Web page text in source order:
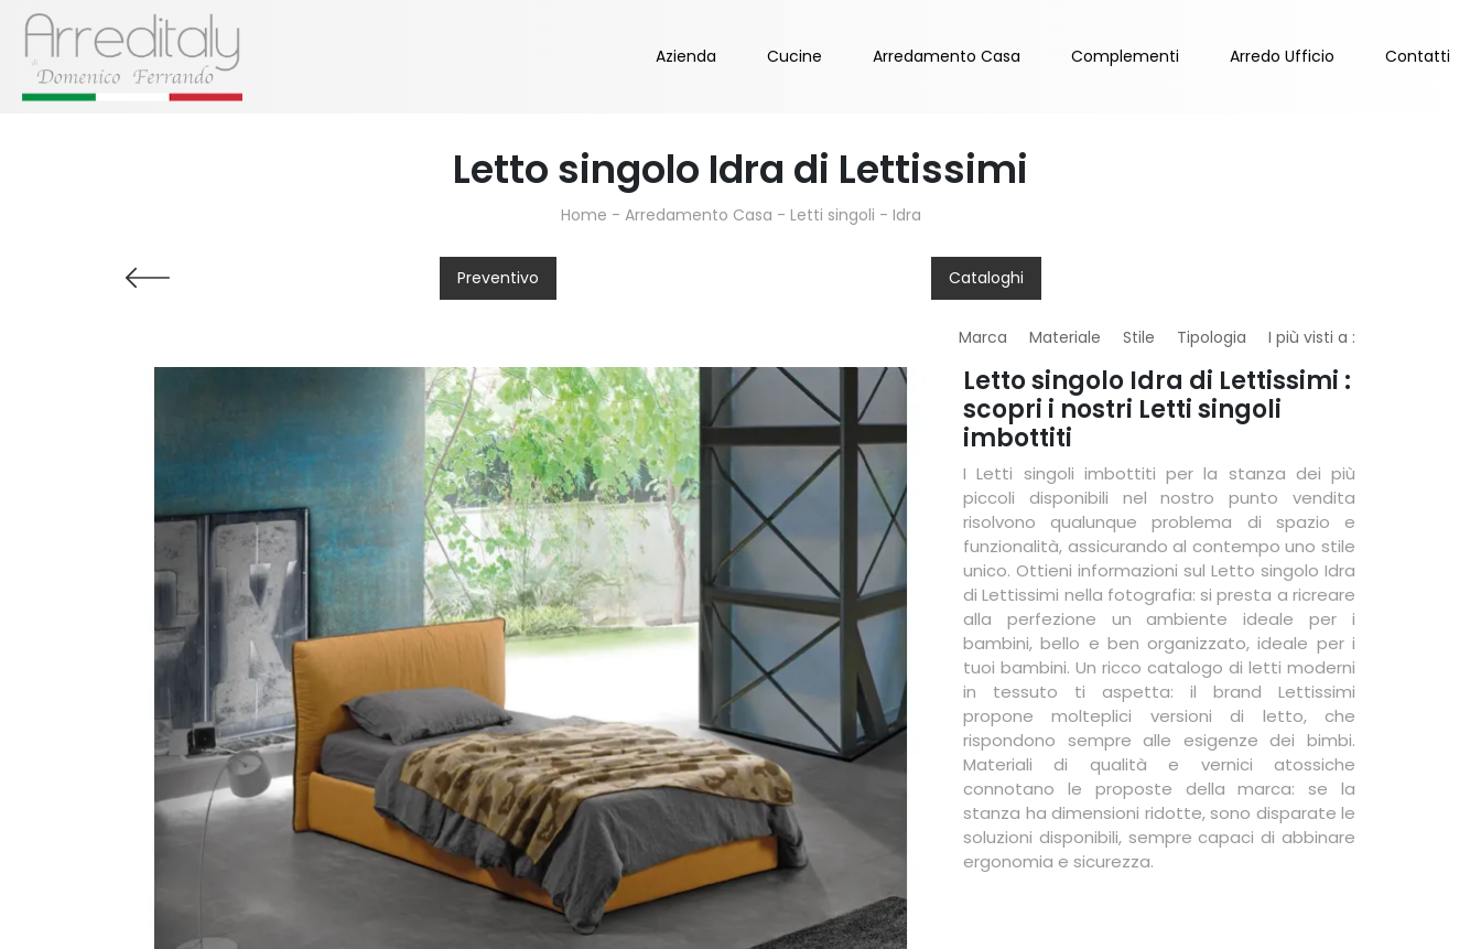
Azienda Cucine Arredamento Casa Complementi Arredo Ufficio Contatti
Letto singolo Idra di Lettissimi
Home - Arredamento Casa - Letti singoli - Idra
Preventivo Cataloghi
Marca Materiale Stile Tipologia I più visti a :
Letto singolo Idra di Lettissimi :
scopri i nostri Letti singoli
imbottiti
I Letti singoli imbottiti per la stanza dei più
piccoli disponibili nel nostro punto vendita
risolvono qualunque problema di spazio e
funzionalità, assicurando al contempo uno stile
unico. Ottieni informazioni sul Letto singolo Idra
di Lettissimi nella fotografia: si presta a ricreare
alla perfezione un ambiente ideale per i
bambini, bello e ben organizzato, ideale per i
tuoi bambini. Un ricco catalogo di letti moderni
in tessuto ti aspetta: il brand Lettissimi
propone molteplici versioni di letto, che
rispondono sempre alle esigenze dei bimbi.
Materiali di qualità e vernici atossiche
connotano le proposte della marca: se la
stanza ha dimensioni ridotte, sono disparate le
soluzioni disponibili, sempre capaci di abbinare
ergonomia e sicurezza.